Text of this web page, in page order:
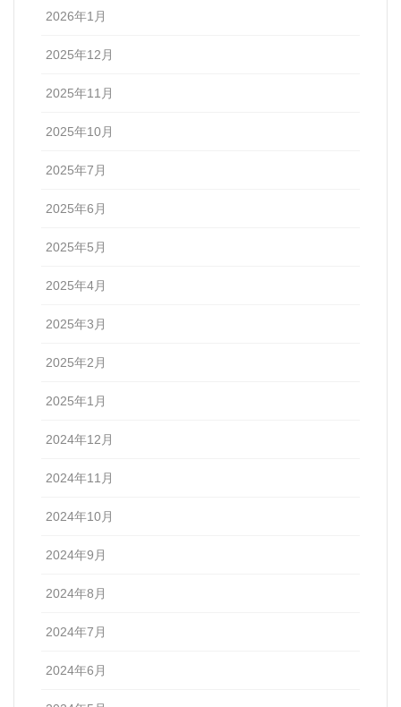
2026年1月
2025年12月
2025年11月
2025年10月
2025年7月
2025年6月
2025年5月
2025年4月
2025年3月
2025年2月
2025年1月
2024年12月
2024年11月
2024年10月
2024年9月
2024年8月
2024年7月
2024年6月